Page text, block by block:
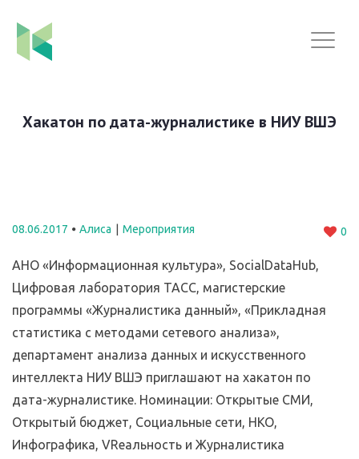
Хакатон по дата-журналистике в НИУ ВШЭ
08.06.2017 Алиса Мероприятия 0
АНО «Информационная культура», SocialDataHub,
Цифровая лаборатория ТАСС, магистерские
программы «Журналистика данный», «Прикладная
статистика с методами сетевого анализа»,
департамент анализа данных и искусственного
интеллекта НИУ ВШЭ приглашают на хакатон по
дата-журналистике. Номинации: Открытые СМИ,
Открытый бюджет, Социальные сети, НКО,
Инфографика, VRеальность и Журналистика